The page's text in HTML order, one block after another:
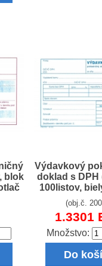
blok
Výdavkový
doklad s DPH
100listov,
(obj.č.
1.3301
Množstvo:
Do